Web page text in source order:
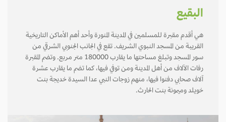
البقيع
هي أقدم مقبرة للمسلمين في المدينة المنورة وأحد أهم الأماكن التاريخية
القريبة من المسجد النبوي الشريف. تقع في الجانب الجنوبي الشرقي من
سور المسجد وتبلغ مساحتها ما يقارب 180000 متر مربع. وتضم المقبرة
رفات الآلاف من أهل المدينة ومن توفي فيها، كما تضم ما يقارب عشرة
آلاف صحابي دفنوا فيها، منهم زوجات النبي عدا السيدة خديجة بنت
خويلد وميمونة بنت الحارث.